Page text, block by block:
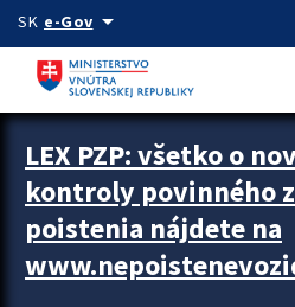
Preskocit na hlavný obsah
SK e-Govarrow_drop_down
Zastavit automatický posun upútavok
LEX PZP: všetko o
kontroly povinného
poistenia nájdete na